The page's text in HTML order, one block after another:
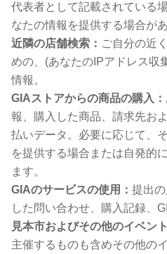
代表者として記載されている
なたの情報を提供する場合が
近隣の店舗検索： ご自分の近
めの、(あなたのIPアドレス収
情報。
GIAストアからの商品の購入：
報、購入した商品、請求先お
払いデータ。必要に応じて、
を提供する場合または自発的
ます。
GIAのサービスの使用： 提出
した問い合わせ、購入記録、
見本市およびその他のイベント
主催するものも含めその他の